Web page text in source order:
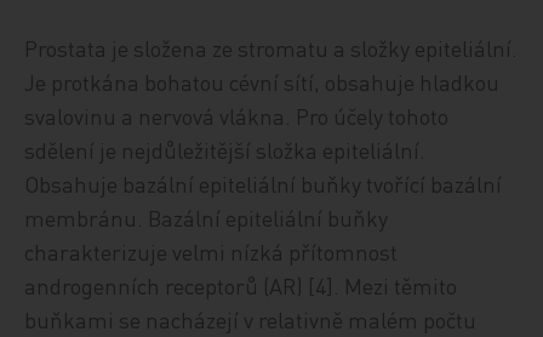
Prostata je složena ze stromatu a složky epiteliální.
Je protkána bohatou cévní sítí, obsahuje hladkou
svalovinu a nervová vlákna. Pro účely tohoto
sdělení je nejdůležitější složka epiteliální.
Obsahuje bazální epiteliální buňky tvořící bazální
membránu. Bazální epiteliální buňky
charakterizuje velmi nízká přítomnost
androgenních receptorů (AR) [4]. Mezi těmito
buňkami se nacházejí v relativně malém počtu